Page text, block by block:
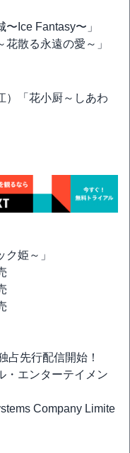
Ice Fantasy〜」
散る永遠の愛～」
）「花小厨～しあわ
姫～」
先行配信開始！
・エンターテイメン
Company Limite